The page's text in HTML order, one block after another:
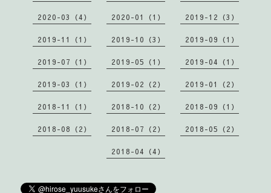
2020-03（4） 2020-01（1） 2019-12（3）
2019-11（1） 2019-10（3） 2019-09（1）
2019-07（1） 2019-05（1） 2019-04（1）
2019-03（1） 2019-02（2） 2019-01（2）
2018-11（1） 2018-10（2） 2018-09（1）
2018-08（2） 2018-07（2） 2018-05（2）
2018-04（4）